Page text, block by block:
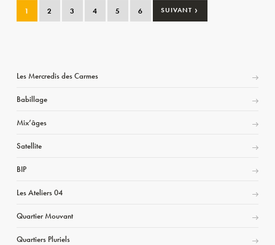
1 2 3 4 5 6 SUIVANT ›
Les Mercredis des Carmes
Babillage
Mix’âges
Satellite
BIP
Les Ateliers 04
Quartier Mouvant
Quartiers Pluriels